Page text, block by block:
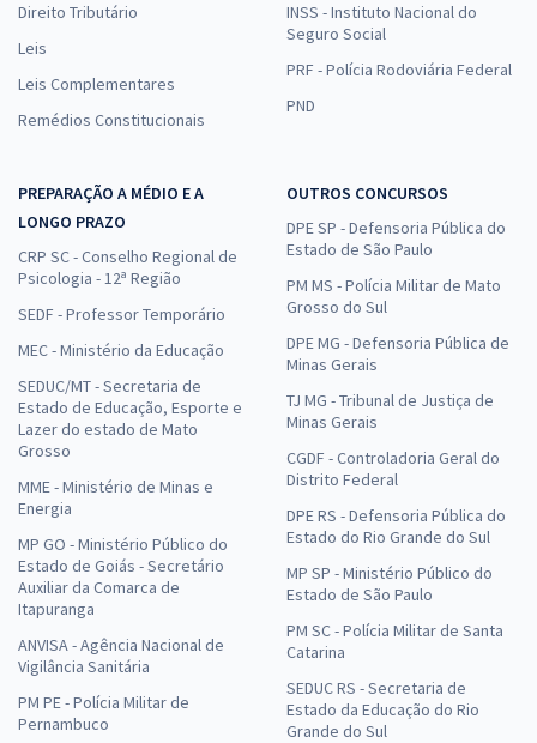
Economize R$ 99,98 (-20%)
Direito Tributário
Leis
Leis Complementares
Remédios Constitucionais
INSS - Instituto Nacional do
Seguro Social
PRF - Polícia Rodoviária Federal
PND
PREPARAÇÃO A MÉDIO E A
LONGO PRAZO
CRP SC - Conselho Regional de
Psicologia - 12ª Região
SEDF - Professor Temporário
MEC - Ministério da Educação
SEDUC/MT - Secretaria de
Estado de Educação, Esporte e
Lazer do estado de Mato
Grosso
MME - Ministério de Minas e
Energia
MP GO - Ministério Público do
Estado de Goiás - Secretário
Auxiliar da Comarca de
Itapuranga
ANVISA - Agência Nacional de
Vigilância Sanitária
PM PE - Polícia Militar de
Pernambuco
OUTROS CONCURSOS
DPE SP - Defensoria Pública do
Estado de São Paulo
PM MS - Polícia Militar de Mato
Grosso do Sul
DPE MG - Defensoria Pública de
Minas Gerais
TJ MG - Tribunal de Justiça de
Minas Gerais
CGDF - Controladoria Geral do
Distrito Federal
DPE RS - Defensoria Pública do
Estado do Rio Grande do Sul
MP SP - Ministério Público do
Estado de São Paulo
PM SC - Polícia Militar de Santa
Catarina
SEDUC RS - Secretaria de
Estado da Educação do Rio
Grande do Sul